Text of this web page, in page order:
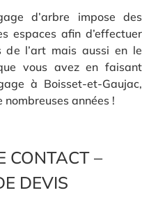
d’arbre impose des
espaces afin d’effectuer
l’art mais aussi en le
vous avez en faisant
à Boisset-et-Gaujac,
années !
CONTACT –
DEVIS